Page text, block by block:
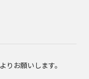
よりお願いします。